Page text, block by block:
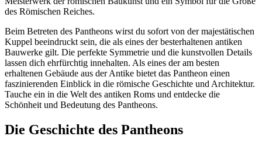
des Römischen Reiches.
Beim Betreten des Pantheons wirst du sofort von der majestätischen
Kuppel beeindruckt sein, die als eines der besterhaltenen antiken
Bauwerke gilt. Die perfekte Symmetrie und die kunstvollen Details
lassen dich ehrfürchtig innehalten. Als eines der am besten
erhaltenen Gebäude aus der Antike bietet das Pantheon einen
faszinierenden Einblick in die römische Geschichte und Architektur.
Tauche ein in die Welt des antiken Roms und entdecke die
Schönheit und Bedeutung des Pantheons.
Die Geschichte des Pantheons